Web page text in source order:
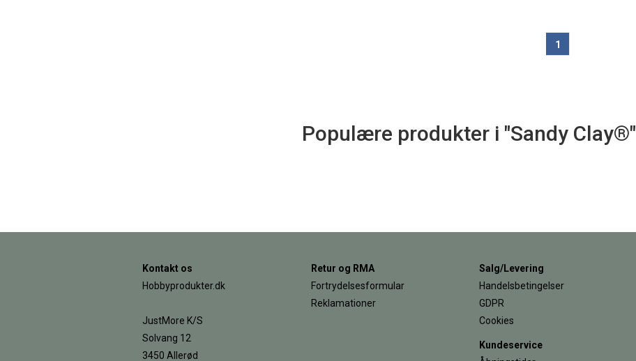
1
Populære produkter i "Sandy Clay®"
Kontakt os
Hobbyprodukter.dk
JustMore K/S
Solvang 12
3450 Allerød
Retur og RMA
Fortrydelsesformular
Reklamationer
Salg/Levering
Handelsbetingelser
GDPR
Cookies
Kundeservice